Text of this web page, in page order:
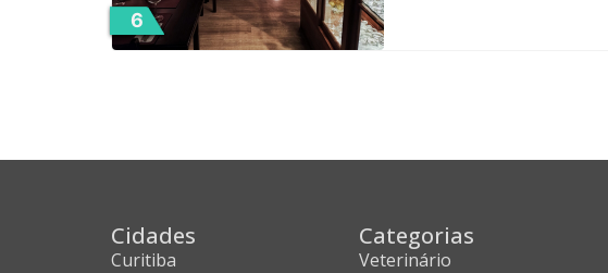
6
Cidades
Curitiba
Categorias
Veterinário